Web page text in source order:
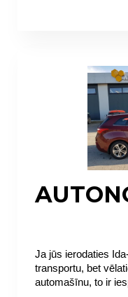
Ja jūs ierodaties
transportu, bet
automašīnu, to ir